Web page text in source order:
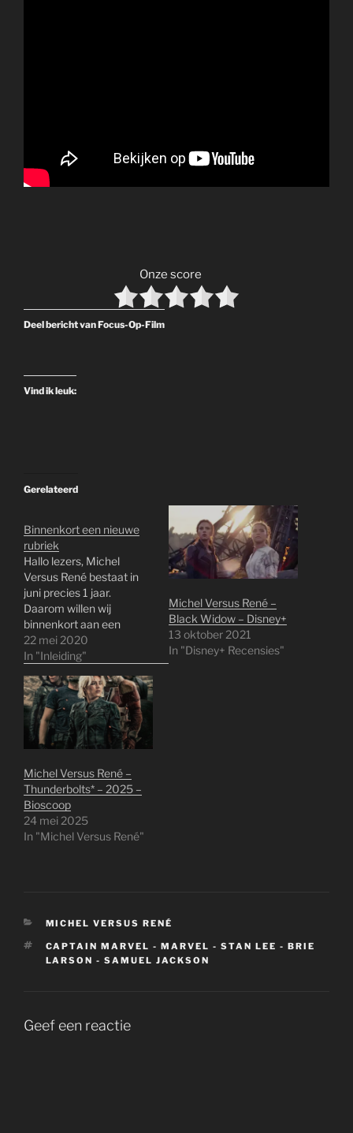
Onze score
Deel bericht van Focus-Op-Film
Vind ik leuk:
Gerelateerd
Binnenkort een nieuwe
rubriek
Hallo lezers, Michel
Versus René bestaat in
juni precies 1 jaar.
Daarom willen wij
binnenkort aan een
nieuwe rubriek beginnen
die we dan afwisselend
rubriek zal Rewind to the
80's gaan heten. Wij
gaan daar films uit de
jaren 80 van de vorige
eeuw terugkijken en…
22 mei 2020
In "Inleiding"
Michel Versus René –
Black Widow – Disney+
13 oktober 2021
In "Disney+ Recensies"
Michel Versus René –
Thunderbolts* – 2025 –
Bioscoop
24 mei 2025
In "Michel Versus René"
CATEGORIEËN
MICHEL VERSUS RENÉ
TAGS
CAPTAIN MARVEL - MARVEL - STAN LEE - BRIE
LARSON - SAMUEL JACKSON
Geef een reactie